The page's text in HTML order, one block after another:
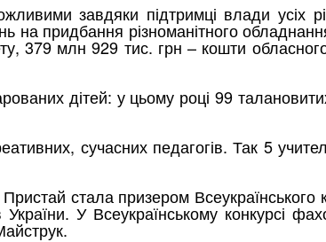
завдяки підтримці влади
на придбання різноманітного
379 млн 929 тис. грн – кошти
дітей: у цьому році 99
сучасних педагогів. Так 5
стала призером
У Всеукраїнському конкурсі